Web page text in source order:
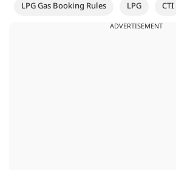
LPG Gas Booking Rules
LPG CTI
ADVERTISEMENT